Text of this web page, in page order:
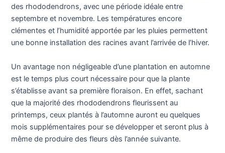
des rhododendrons, avec une période idéale entre
septembre et novembre. Les températures encore
clémentes et l’humidité apportée par les pluies permettent
une bonne installation des racines avant l’arrivée de l’hiver.
Un avantage non négligeable d’une plantation en automne
est le temps plus court nécessaire pour que la plante
s’établisse avant sa première floraison. En effet, sachant
que la majorité des rhododendrons fleurissent au
printemps, ceux plantés à l’automne auront eu quelques
mois supplémentaires pour se développer et seront plus à
même de produire des fleurs dès l’année suivante.